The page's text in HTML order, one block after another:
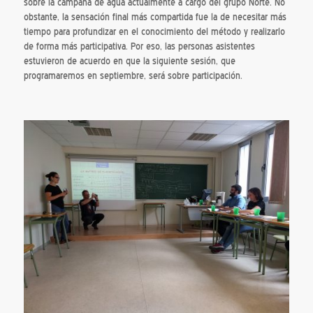
sobre la campaña de agua actualmente a cargo del grupo Norte. No
obstante, la sensación final más compartida fue la de necesitar más
tiempo para profundizar en el conocimiento del método y realizarlo
de forma más participativa. Por eso, las personas asistentes
estuvieron de acuerdo en que la siguiente sesión, que
programaremos en septiembre, será sobre participación.